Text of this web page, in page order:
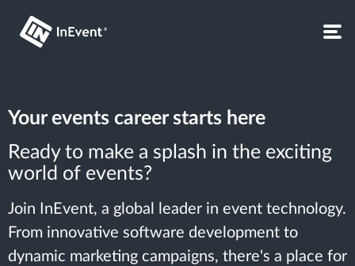
Your events career starts here
Ready to make a splash in the exciting
world of events?
Join InEvent, a global leader in event technology.
From innovative software development to
dynamic marketing campaigns, there's a place for